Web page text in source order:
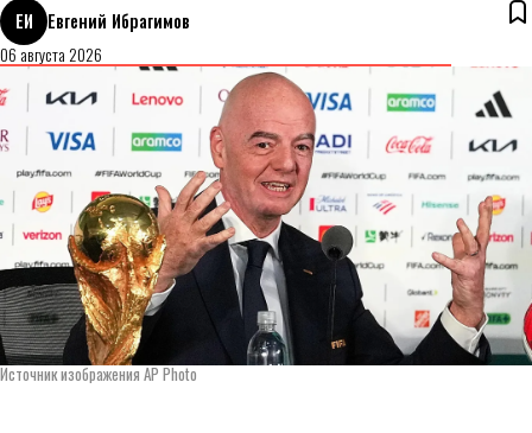
ЕИ
Евгений Ибрагимов
06 августа 2026
Источник изображения AP Photo